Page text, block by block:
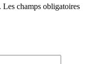
Les champs obligatoires